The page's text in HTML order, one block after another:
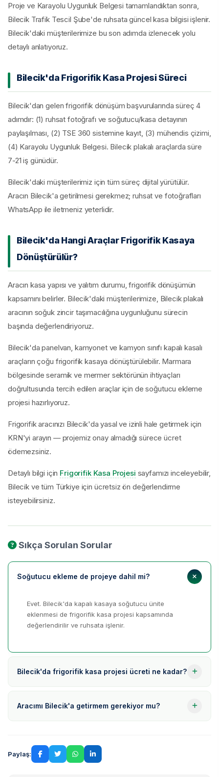
Proje ve Karayolu Uygunluk Belgesi tamamlandıktan sonra,
Bilecik Trafik Tescil Şube'de ruhsata güncel kasa bilgisi işlenir.
Bilecik'daki müşterilerimize bu son adımda izlenecek yolu
detaylı anlatıyoruz.
Bilecik'da Frigorifik Kasa Projesi Süreci
Bilecik'dan gelen frigorifik dönüşüm başvurularında süreç 4
adımdır: (1) ruhsat fotoğrafı ve soğutucu/kasa detayının
paylaşılması, (2) TSE 360 sistemine kayıt, (3) mühendis çizimi,
(4) Karayolu Uygunluk Belgesi. Bilecik plakalı araçlarda süre
7-21 iş günüdür.
Bilecik'daki müşterilerimiz için tüm süreç dijital yürütülür.
Aracın Bilecik'a getirilmesi gerekmez; ruhsat ve fotoğrafları
WhatsApp ile iletmeniz yeterlidir.
Bilecik'da Hangi Araçlar Frigorifik Kasaya
Dönüştürülür?
Aracın kasa yapısı ve yalıtım durumu, frigorifik dönüşümün
kapsamını belirler. Bilecik'daki müşterilerimize, Bilecik plakalı
aracının soğuk zincir taşımacılığına uygunluğunu sürecin
başında değerlendiriyoruz.
Bilecik'da panelvan, kamyonet ve kamyon sınıfı kapalı kasalı
araçların çoğu frigorifik kasaya dönüştürülebilir. Marmara
bölgesinde seramik ve mermer sektörünün ihtiyaçları
doğrultusunda tercih edilen araçlar için de soğutucu ekleme
projesi hazırlıyoruz.
Frigorifik aracınızı Bilecik'da yasal ve izinli hale getirmek için
KRN'yi arayın — projemiz onay almadığı sürece ücret
ödemezsiniz.
Detaylı bilgi için Frigorifik Kasa Projesi sayfamızı inceleyebilir,
Bilecik ve tüm Türkiye için ücretsiz ön değerlendirme
isteyebilirsiniz.
Sıkça Sorulan Sorular
Soğutucu ekleme de projeye dahil mi?
Evet. Bilecik'da kapalı kasaya soğutucu ünite
eklenmesi de frigorifik kasa projesi kapsamında
değerlendirilir ve ruhsata işlenir.
Bilecik'da frigorifik kasa projesi ücreti ne kadar?
Aracımı Bilecik'a getirmem gerekiyor mu?
Paylaş: